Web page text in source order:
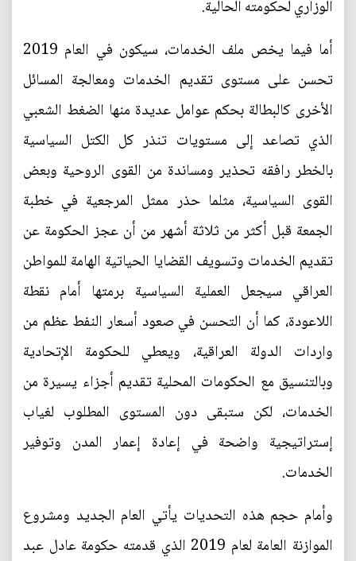
الوزاري لحكومته الحالية.
أما فيما يخص ملف الخدمات، سيكون في العام 2019
تحسن على مستوى تقديم الخدمات ومعالجة المسائل
الأخرى كالبطالة بحكم عوامل عديدة منها الضغط الشعبي
الذي تصاعد إلى مستويات تنذر كل الكتل السياسية
بالخطر رافقه تحذير ومساندة من القوى الروحية وبعض
القوى السياسية، مثلما حذر ممثل المرجعية في خطبة
الجمعة قبل أكثر من ثلاثة أشهر من أن عجز الحكومة عن
تقديم الخدمات وتسويف القضايا الحياتية الهامة للمواطن
العراقي سيجعل العملية السياسية برمتها أمام نقطة
اللاعودة، كما أن التحسن في صعود أسعار النفط عظم من
واردات الدولة العراقية، ويعطي للحكومة الإتحادية
وبالتنسيق مع الحكومات المحلية تقديم أجزاء يسيرة من
الخدمات، لكن ستبقى دون المستوى المطلوب لغياب
إستراتيجية واضحة في إعادة إعمار المدن وتوفير
الخدمات.
وأمام حجم هذه التحديات يأتي العام الجديد ومشروع
الموازنة العامة لعام 2019 الذي قدمته حكومة عادل عبد